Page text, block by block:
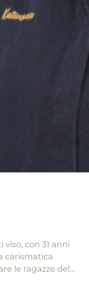
con 31 anni
carismatica
le ragazze del…